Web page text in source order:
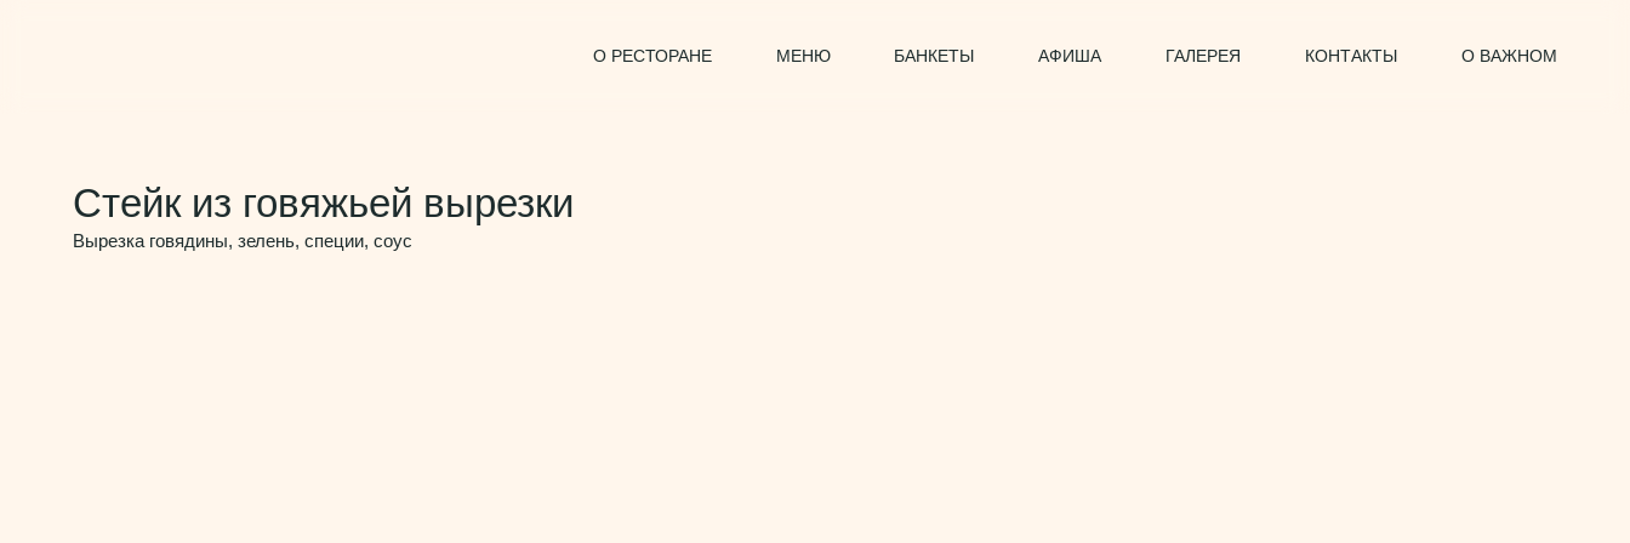
О РЕСТОРАНЕ МЕНЮ БАНКЕТЫ АФИША ГАЛЕРЕЯ КОНТАКТЫ О ВАЖНОМ
Стейк из говяжьей вырезки
Вырезка говядины, зелень, специи, соус